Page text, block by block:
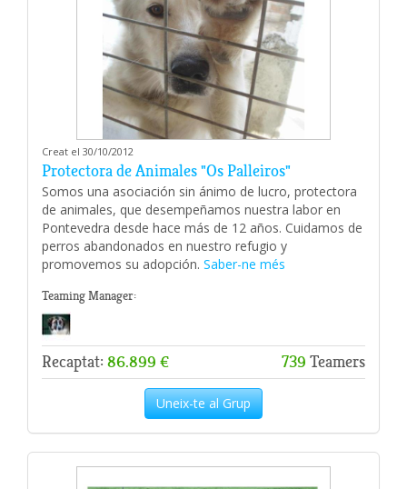
Creat el 30/10/2012
Protectora de Animales "Os Palleiros"
Somos una asociación sin ánimo de lucro, protectora
de animales, que desempeñamos nuestra labor en
Pontevedra desde hace más de 12 años. Cuidamos de
perros abandonados en nuestro refugio y
promovemos su adopción. Saber-ne més
Teaming Manager:
Recaptat: 86.899 € 739 Teamers
Uneix-te al Grup